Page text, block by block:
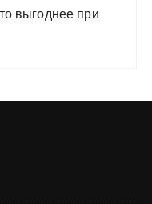
выгоднее при